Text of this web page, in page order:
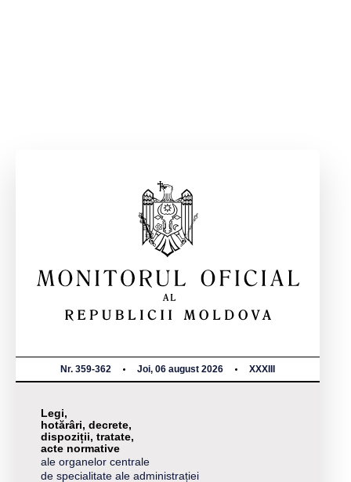
Nr. 359-362 Joi, 06 august 2026 XXXIII
Legi,
hotărâri, decrete,
dispoziții, tratate,
acte normative
ale organelor centrale
de specialitate ale administrației